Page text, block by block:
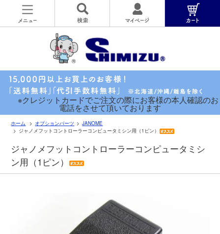
※クレジットカードでご注文の際にお客様の本人確認のお
電話をさせて頂いております
ホーム オプションパーツ
JANOME
ジャノメフットコントローラーコンピュータミシン用（1ピン）
ジャノメフットコントローラーコンピュータミシ
ン用（1ピン）